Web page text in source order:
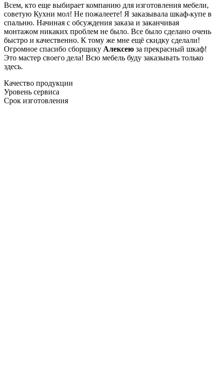
Всем, кто еще выбирает компанию для изготовления мебели,
советую Кухни мол! Не пожалеете! Я заказывала шкаф-купе в
спальню. Начиная с обсуждения заказа и заканчивая
монтажом никаких проблем не было. Все было сделано очень
быстро и качественно. К тому же мне ещё скидку сделали!
Огромное спасибо сборщику Алексею за прекрасный шкаф!
Это мастер своего дела! Всю мебель буду заказывать только
здесь.
Качество продукции
Уровень сервиса
Срок изготовления